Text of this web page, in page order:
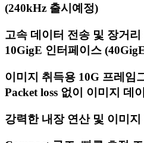
(240kHz 출시예정)
고속 데이터 전송 및 장거
10GigE 인터페이스
이미지 취득용 10G 프레임
Packet loss 없이 이미지 데
강력한 내장 연산 및 이미